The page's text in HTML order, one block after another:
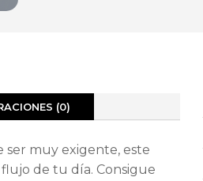
(0)
muy exigente, este
de tu día. Consigue